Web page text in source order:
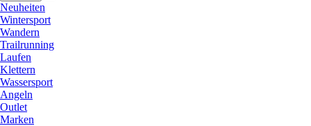
Neuheiten
Wintersport
Wandern
Trailrunning
Laufen
Klettern
Wassersport
Angeln
Outlet
Marken